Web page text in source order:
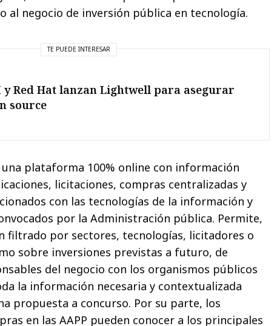
al negocio de inversión pública en tecnología.
TE PUEDE INTERESAR
y Red Hat lanzan Lightwell para asegurar
source
una plataforma 100% online con información
licitaciones, compras centralizadas y
con las tecnologías de la información y
por la Administración pública. Permite,
filtrado por sectores, tecnologías, licitadores o
sobre inversiones previstas a futuro, de
del negocio con los organismos públicos
la información necesaria y contextualizada
propuesta a concurso. Por su parte, los
en las AAPP pueden conocer a los principales